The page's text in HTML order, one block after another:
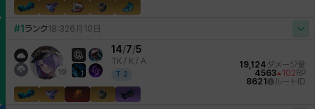
#1 ランク18:326月10日
19 1
14/7/5
TK / K / A
T 2
19,124ダメージ量
4563
102 RP
8621
ルートID